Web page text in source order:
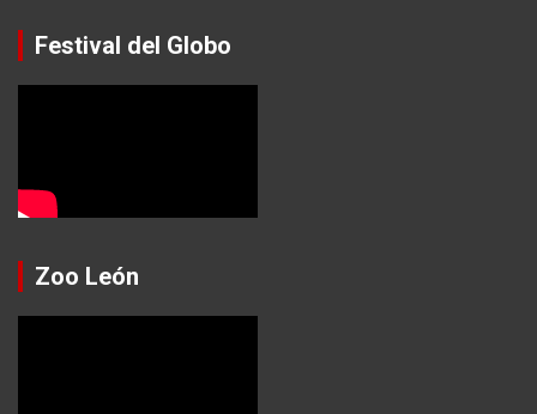
Festival del Globo
Zoo León